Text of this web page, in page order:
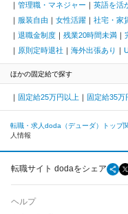
管理職・マネジャー
英語を活
服装自由
女性活躍 社宅・家
退職金制度
残業20時間未満
原則定時退社
海外出張あり
ほかの固定給で探す
固定給25万円以上 固定給35万
転職・求人doda（デューダ）トップ
人情報
転職サイト dodaをシェア
ヘルプ